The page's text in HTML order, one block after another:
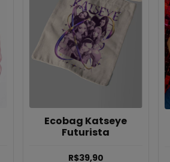
Ecobag Katseye
Futurista
R$39,90